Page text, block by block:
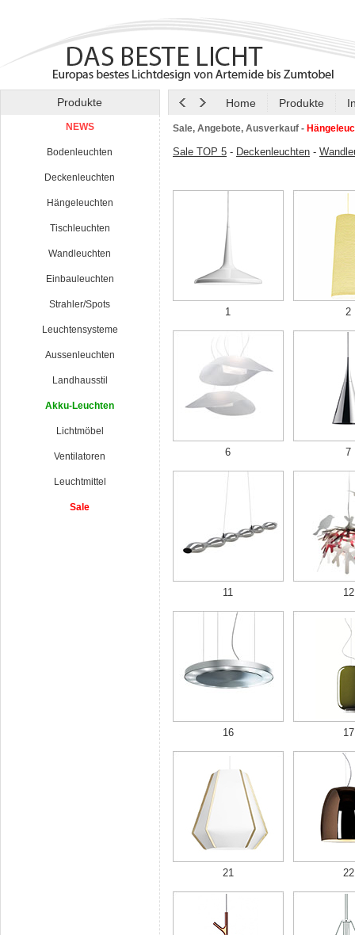
Produkte Home Produkte
NEWS
Bodenleuchten
Deckenleuchten
Hängeleuchten
Tischleuchten
Wandleuchten
Einbauleuchten
Strahler/Spots
Leuchtensysteme
Aussenleuchten
Landhausstil
Akku-Leuchten
Lichtmöbel
Ventilatoren
Leuchtmittel
Sale
Sale, Angebote, Ausverkauf -
Sale TOP 5 - Deckenleuchten -
1 2
6 7
11 12
16 17
21 22